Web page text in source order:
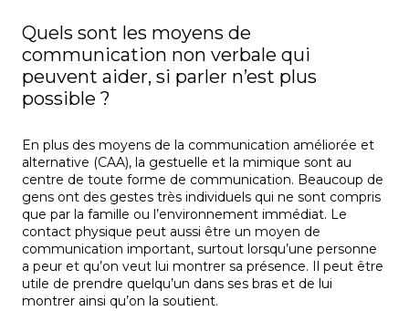
Quels sont les moyens de
communication non verbale qui
peuvent aider, si parler n’est plus
possible ?
En plus des moyens de la communication améliorée et
alternative (CAA), la gestuelle et la mimique sont au
centre de toute forme de communication. Beaucoup de
gens ont des gestes très individuels qui ne sont compris
que par la famille ou l’environnement immédiat. Le
contact physique peut aussi être un moyen de
communication important, surtout lorsqu’une personne
a peur et qu’on veut lui montrer sa présence. Il peut être
utile de prendre quelqu’un dans ses bras et de lui
montrer ainsi qu’on la soutient.